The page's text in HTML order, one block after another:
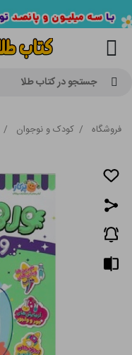
جستجو در کتاب طلا
فروشگاه / کودک و نوجوان /